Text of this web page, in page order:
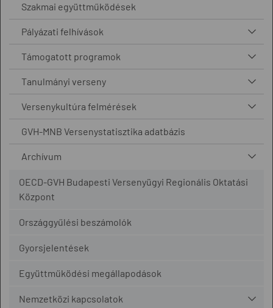
Szakmai együttműködések
Pályázati felhívások
Támogatott programok
Tanulmányi verseny
Versenykultúra felmérések
GVH-MNB Versenystatisztika adatbázis
Archívum
OECD-GVH Budapesti Versenyügyi Regionális Oktatási
Központ
Országgyűlési beszámolók
Gyorsjelentések
Együttműködési megállapodások
Nemzetközi kapcsolatok